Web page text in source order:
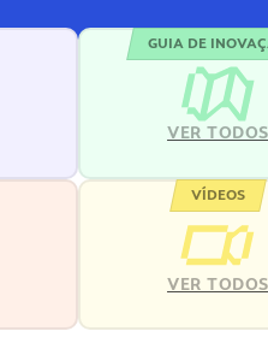
GUIA DE
VER TODOS
VÍDEOS
VER TODOS